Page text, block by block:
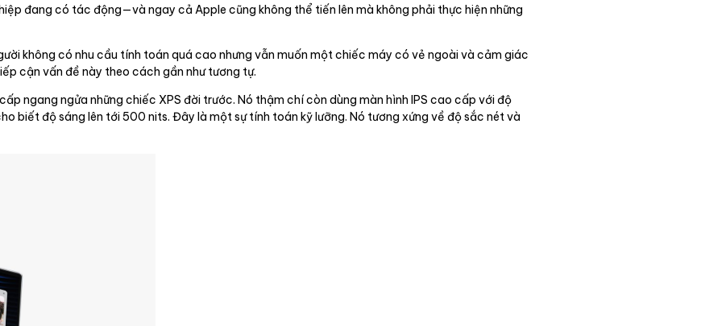
đang có tác động—và ngay cả Apple cũng không thể tiến lên mà không phải thực hiện những
không có nhu cầu tính toán quá cao nhưng vẫn muốn một chiếc máy có vẻ ngoài và cảm giác
cận vấn đề này theo cách gần như tương tự.
ngang ngửa những chiếc XPS đời trước. Nó thậm chí còn dùng màn hình IPS cao cấp với độ
biết độ sáng lên tới 500 nits. Đây là một sự tính toán kỹ lưỡng. Nó tương xứng về độ sắc nét và